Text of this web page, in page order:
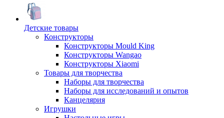
Детские товары
Конструкторы
Конструкторы Mould King
Конструкторы Wangao
Конструкторы Xiaomi
Товары для творчества
Наборы для творчества
Наборы для исследований и опытов
Канцелярия
Игрушки